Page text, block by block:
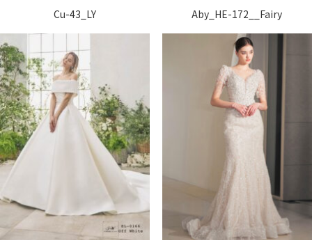
Cu-43_LY Aby_HE-172__Fairy